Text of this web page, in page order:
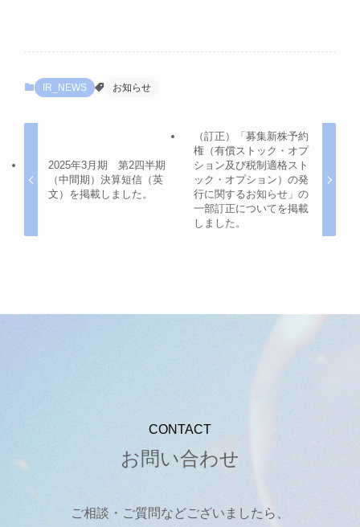
IR_NEWS お知らせ
2025年3月期 第2四半期
（中間期）決算短信（英
文）を掲載しました。
（訂正）「募集新株予約
権（有償ストック・オプ
ション及び税制適格スト
ック・オプション）の発
行に関するお知らせ」の
一部訂正についてを掲載
しました。
CONTACT
お問い合わせ
ご相談・ご質問などございましたら、